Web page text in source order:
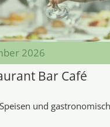
2026
Bar Café
und